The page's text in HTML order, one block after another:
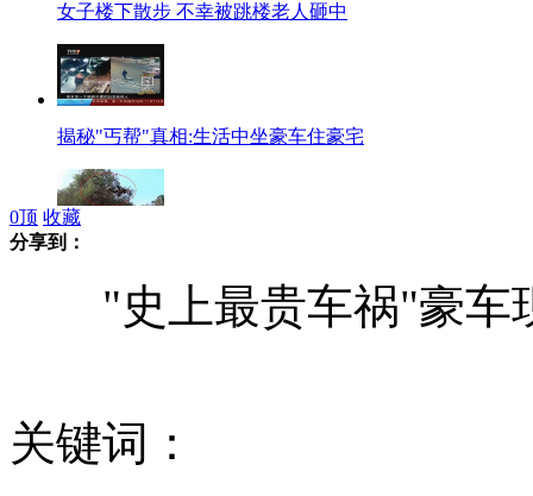
女子楼下散步 不幸被跳楼老人砸中
揭秘"丐帮"真相:生活中坐豪车住豪宅
最新十大摔倒失误大合集
0顶 收藏
分享到：
"史上最贵车祸"豪车
关键词：